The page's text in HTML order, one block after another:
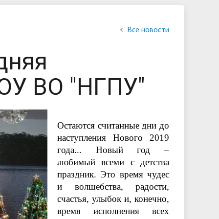
обучающихся
Повышение квалификации иВсе новости
ВО "НГПУ"
Остаются считанные дни до
наступления Нового 2019
года... Новый год –
любимый всеми с детства
праздник. Это время чудес
и волшебства, радости,
счастья, улыбок и, конечно,
время исполнения всех